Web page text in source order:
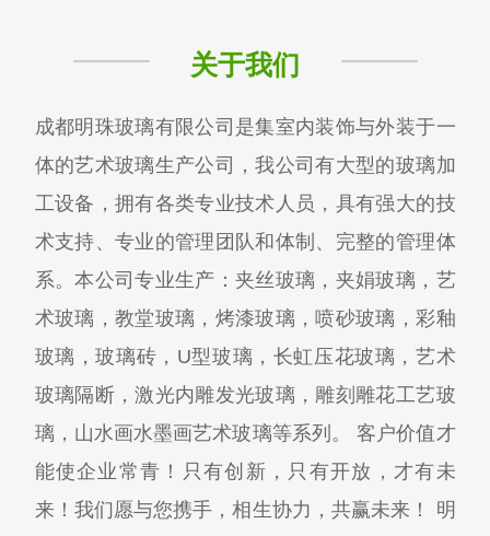
关于我们
成都明珠玻璃有限公司是集室内装饰与外装于一
体的艺术玻璃生产公司，我公司有大型的玻璃加
工设备，拥有各类专业技术人员，具有强大的技
术支持、专业的管理团队和体制、完整的管理体
系。本公司专业生产：夹丝玻璃，夹娟玻璃，艺
术玻璃，教堂玻璃，烤漆玻璃，喷砂玻璃，彩釉
玻璃，玻璃砖，U型玻璃，长虹压花玻璃，艺术
玻璃隔断，激光内雕发光玻璃，雕刻雕花工艺玻
璃，山水画水墨画艺术玻璃等系列。 客户价值才
能使企业常青！只有创新，只有开放，才有未
来！我们愿与您携手，相生协力，共赢未来！ 明